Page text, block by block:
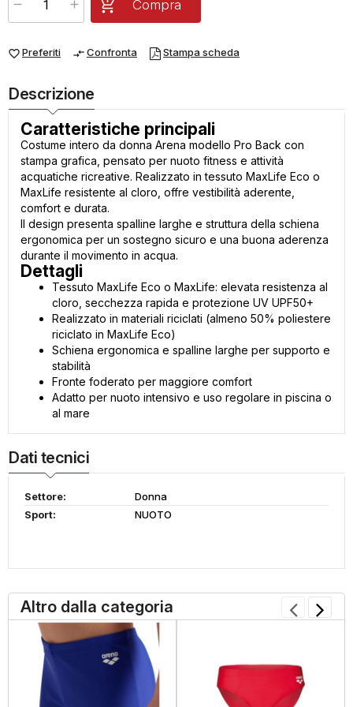
favorite_borderPreferiti compare_arrowsConfronta Stampa scheda
Compra
Descrizione
Caratteristiche principali
Costume intero da donna Arena modello Pro Back con
stampa grafica, pensato per nuoto fitness e attività
acquatiche ricreative. Realizzato in tessuto MaxLife Eco o
MaxLife resistente al cloro, offre vestibilità aderente,
comfort e durata.
Il design presenta spalline larghe e struttura della schiena
ergonomica per un sostegno sicuro e una buona aderenza
durante il movimento in acqua.
Dettagli
Tessuto MaxLife Eco o MaxLife: elevata resistenza al
cloro, secchezza rapida e protezione UV UPF50+
Realizzato in materiali riciclati (almeno 50% poliestere
riciclato in MaxLife Eco)
Schiena ergonomica e spalline larghe per supporto e
stabilità
Fronte foderato per maggiore comfort
Adatto per nuoto intensivo e uso regolare in piscina o
al mare
Dati tecnici
Settore:
Donna
Sport:
NUOTO
Altro dalla categoria